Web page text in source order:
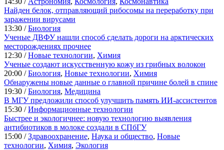
Найден белок, отправляющий рибосомы на переработку при
заражении вирусами
13:30 /Биология
Ученые ДВФУ нашли способ сделать дороги на арктических
месторождениях прочнее
12:30 /Новые технологии, Химия
Ученые создают искусственную кожу из грибных волокон
20:00 /Биология, Новые технологии, Химия
Обнаружены новые данные о главной причине болей в спине
19:30 /Биология, Медицина
В МГУ предложили способ улучшить память ИИ-ассистентов
15:30 /Информационные технологии
Быстрее и экологичнее: новую технологию выявления
антибиотиков в молоке создали в СПбГУ
15:00 /Здравоохранение, Наука и общество, Новые
технологии, Химия, Экология